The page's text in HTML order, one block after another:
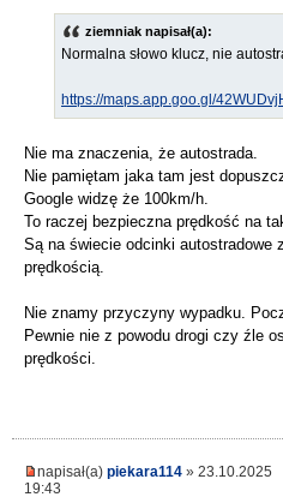
ziemniak napisał(a):
Normalna słowo klucz, nie
https://maps.app.goo.gl/
Nie ma znaczenia, że autostrada.
Nie pamiętam jaka tam jest
Google widzę że 100km/h.
To raczej bezpieczna prędkość na
Są na świecie odcinki autostradowe
prędkością.
Nie znamy przyczyny wypadku.
Pewnie nie z powodu drogi czy źle
prędkości.
napisał(a) piekara114 » 23.10.2025
19:43